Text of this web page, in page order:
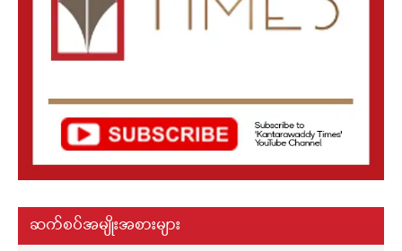
ဆက်စပ်အမျိုးအစားများ